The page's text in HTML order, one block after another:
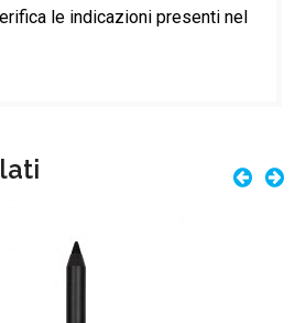
le indicazioni presenti nel